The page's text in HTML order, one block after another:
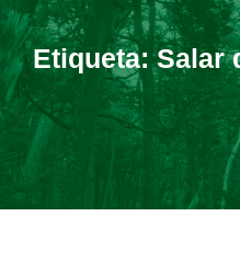
Etiqueta:Salar